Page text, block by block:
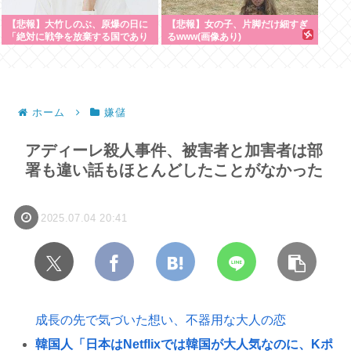
【悲報】大竹しのぶ、原爆の日に
「絶対に戦争を放棄する国であり
【悲報】女の子、片脚だけ細すぎ
るwww(画像あり)
ホーム 嫌儲
アディーレ殺人事件、被害者と加害者は部
署も違い話もほとんどしたことがなかった
2025.07.04 20:41
成長の先で気づいた想い、不器用な大人の恋
韓国人「日本はNetflixでは韓国が大人気なのに、Kポ